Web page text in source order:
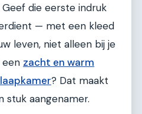
die eerste indruk
— met een kleed
leven, niet alleen bij je
een zacht en warm
? Dat maakt
stuk aangenamer.